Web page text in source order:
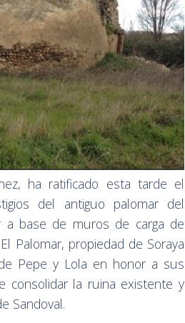
ha ratificado esta tarde el
del antiguo palomar del
a base de muros de carga de
Palomar, propiedad de Soraya
Pepe y Lola en honor a sus
consolidar la ruina existente y
Sandoval.